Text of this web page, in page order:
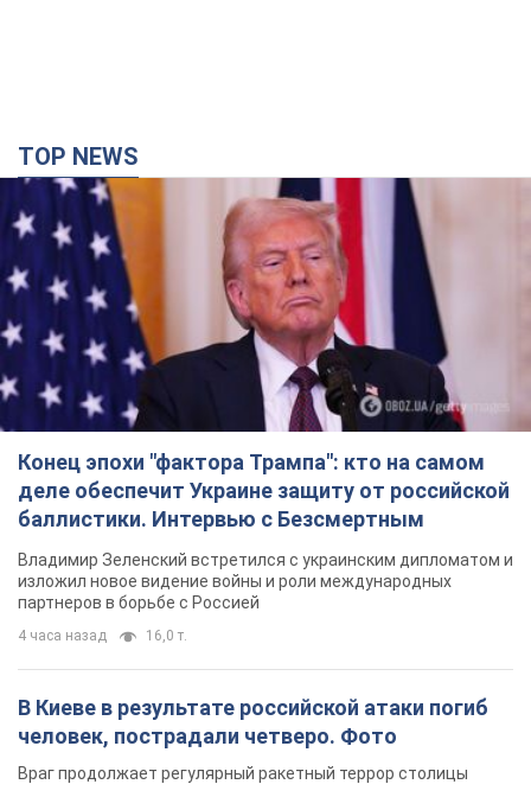
TOP NEWS
Конец эпохи "фактора Трампа": кто на самом
деле обеспечит Украине защиту от российской
баллистики. Интервью с Безсмертным
Владимир Зеленский встретился с украинским дипломатом и
изложил новое видение войны и роли международных
партнеров в борьбе с Россией
4 часа назад 16,0 т.
В Киеве в результате российской атаки погиб
человек, пострадали четверо. Фото
Враг продолжает регулярный ракетный террор столицы